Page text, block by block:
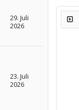
29. Juli
2026
23. Juli
2026